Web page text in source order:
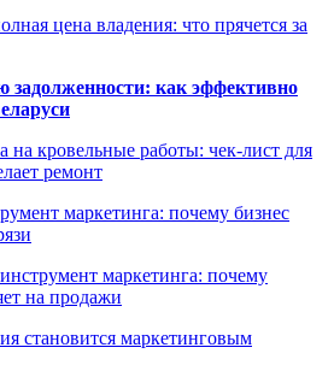
цена владения: что прячется за
как эффективно
на кровельные работы: чек-лист для
ремонт
маркетинга: почему бизнес
маркетинга: почему
на продажи
становится маркетинговым